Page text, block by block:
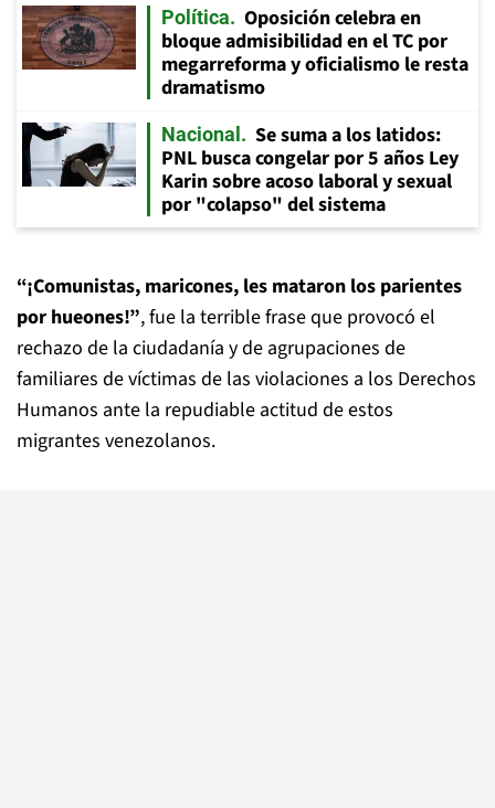
Política
Oposición celebra en
bloque admisibilidad en el TC por
megarreforma y oficialismo le resta
dramatismo
Nacional
Se suma a los latidos:
PNL busca congelar por 5 años Ley
Karin sobre acoso laboral y sexual
por "colapso" del sistema
“¡Comunistas, maricones, les mataron los parientes
por hueones!”, fue la terrible frase que provocó el
rechazo de la ciudadanía y de agrupaciones de
familiares de víctimas de las violaciones a los Derechos
Humanos ante la repudiable actitud de estos
migrantes venezolanos.